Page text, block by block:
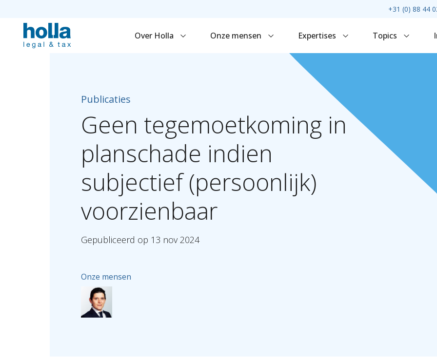
+31 (0) 88 44
Over Holla Onze mensen Expertises Topics
Publicaties
Geen tegemoetkoming in
planschade indien
subjectief (persoonlijk)
voorzienbaar
Gepubliceerd op 13 nov 2024
Onze mensen